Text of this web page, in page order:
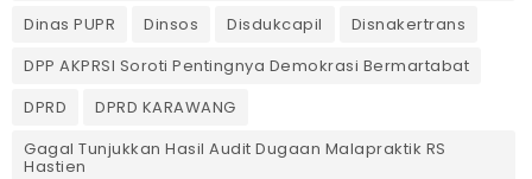
Dinas PUPR
Dinsos Disdukcapil
Disnakertrans
DPP AKPRSI Soroti Pentingnya Demokrasi Bermartabat
DPRD
DPRD KARAWANG
Gagal Tunjukkan Hasil Audit Dugaan Malapraktik RS
Hastien